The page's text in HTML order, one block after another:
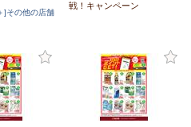
]その他の店舗
戦！キャンペーン